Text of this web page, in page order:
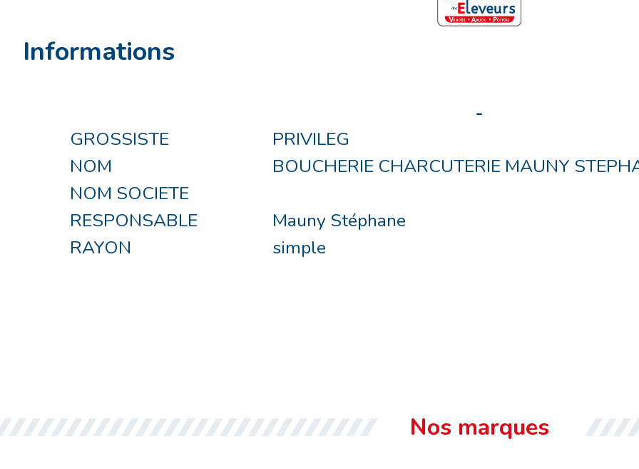
Informations
-
GROSSISTE
PRIVILEG
NOM
BOUCHERIE CHARCUTERIE MAUNY
NOM SOCIETE
RESPONSABLE
Mauny Stéphane
RAYON
simple
Nos marques